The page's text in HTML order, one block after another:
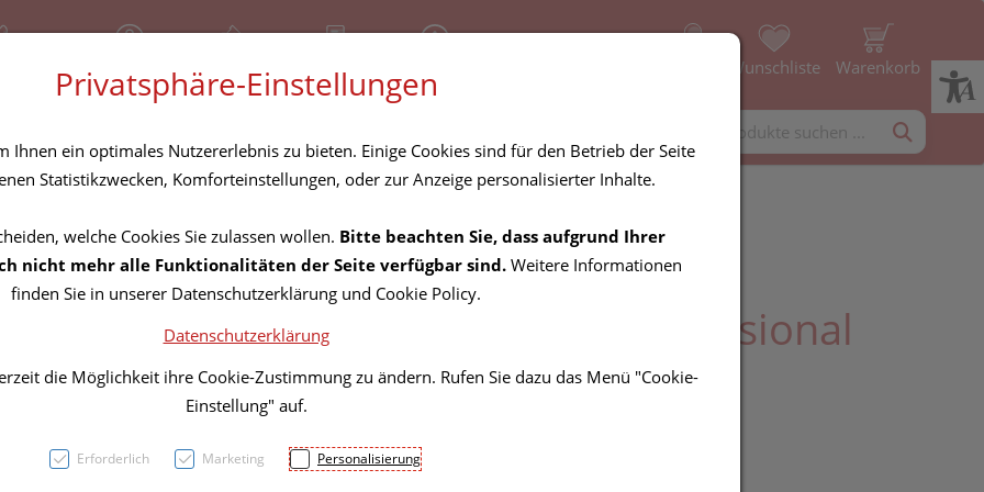
Geschlossen Über uns Rezept-Anfrage Wunschliste Warenkorb
Oral-B Pro-Expert
CrossAction Professional
3,99 EUR
Privatsphäre-Einstellungen
Ihnen ein optimales Nutzererlebnis zu bieten. Einige Cookies sind für den Betrieb der Seite
Statistikzwecken, Komforteinstellungen, oder zur Anzeige personalisierter Inhalte.
welche Cookies Sie zulassen wollen. Bitte beachten Sie, dass aufgrund Ihrer
nicht mehr alle Funktionalitäten der Seite verfügbar sind. Weitere Informationen
finden Sie in unserer Datenschutzerklärung und Cookie Policy.
Datenschutzerklärung
die Möglichkeit ihre Cookie-Zustimmung zu ändern. Rufen Sie dazu das Menü "Cookie-
Einstellung" auf.
Erforderlich Marketing Personalisierung